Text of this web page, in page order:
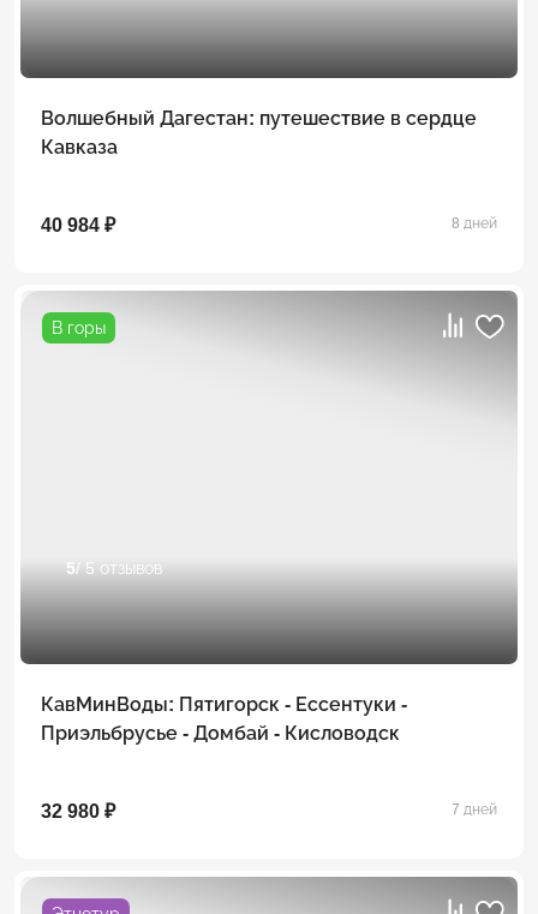
Волшебный Дагестан: путешествие в сердце
Кавказа
40 984 ₽ 8 дней
В горы
5/ 5 отзывов
КавМинВоды: Пятигорск - Ессентуки -
Приэльбрусье - Домбай - Кисловодск
32 980 ₽ 7 дней